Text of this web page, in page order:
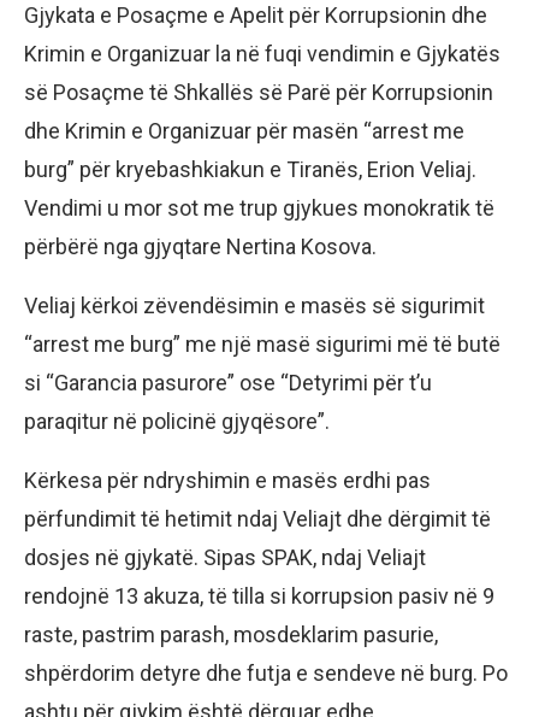
Gjykata e Posaçme e Apelit për Korrupsionin dhe
Krimin e Organizuar la në fuqi vendimin e Gjykatës
së Posaçme të Shkallës së Parë për Korrupsionin
dhe Krimin e Organizuar për masën “arrest me
burg” për kryebashkiakun e Tiranës, Erion Veliaj.
Vendimi u mor sot me trup gjykues monokratik të
përbërë nga gjyqtare Nertina Kosova.
Veliaj kërkoi zëvendësimin e masës së sigurimit
“arrest me burg” me një masë sigurimi më të butë
si “Garancia pasurore” ose “Detyrimi për t’u
paraqitur në policinë gjyqësore”.
Kërkesa për ndryshimin e masës erdhi pas
përfundimit të hetimit ndaj Veliajt dhe dërgimit të
dosjes në gjykatë. Sipas SPAK, ndaj Veliajt
rendojnë 13 akuza, të tilla si korrupsion pasiv në 9
raste, pastrim parash, mosdeklarim pasurie,
shpërdorim detyre dhe futja e sendeve në burg. Po
ashtu për gjykim është dërguar edhe